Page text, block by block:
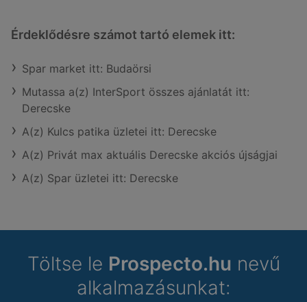
Érdeklődésre számot tartó elemek itt:
Spar market itt: Budaörsi
Mutassa a(z) InterSport összes ajánlatát itt:
Derecske
A(z) Kulcs patika üzletei itt: Derecske
A(z) Privát max aktuális Derecske akciós újságjai
A(z) Spar üzletei itt: Derecske
Töltse le Prospecto.hu nevű
alkalmazásunkat: